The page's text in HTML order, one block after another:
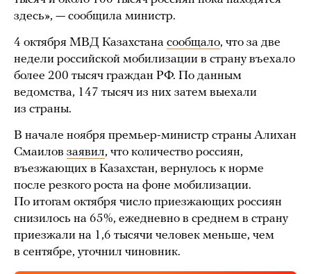
здесь», — сообщила министр.
4 октября МВД Казахстана сообщало, что за две
недели российской мобилизации в страну въехало
более 200 тысяч граждан РФ. По данным
ведомства, 147 тысяч из них затем выехали
из страны.
В начале ноября премьер-министр страны Алихан
Смаилов заявил, что количество россиян,
въезжающих в Казахстан, вернулось к норме
после резкого роста на фоне мобилизации.
По итогам октября число приезжающих россиян
снизилось на 65%, ежедневно в среднем в страну
приезжали на 1,6 тысячи человек меньше, чем
в сентябре, уточнил чиновник.